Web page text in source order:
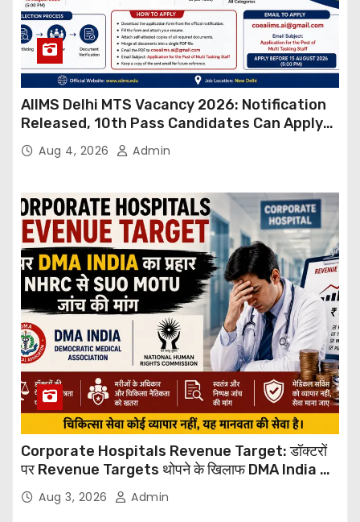
AIIMS Delhi MTS Vacancy 2026: Notification
Released, 10th Pass Candidates Can Apply
Through Email
Aug 4, 2026 Admin
Corporate Hospitals Revenue Target: डॉक्टरों
पर Revenue Targets थोपने के खिलाफ DMA India का
बड़ा कदम, NHRC से Suo Motu जांच की मांग
Aug 3, 2026 Admin